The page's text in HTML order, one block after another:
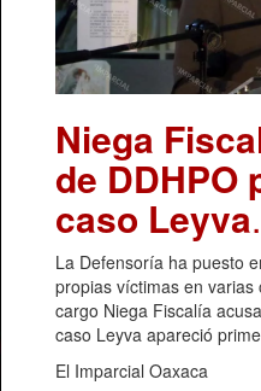
Niega
de DDHPO
caso Leyva
La Defensoría ha puesto
propias víctimas en varias
cargo Niega Fiscalía
caso Leyva apareció
El Imparcial Oaxaca